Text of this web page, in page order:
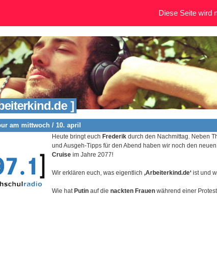
]
am mittwoch / 10. april
Heute bringt euch Frederik durch den Nachmittag. Neben
und Ausgeh-Tipps für den Abend haben wir noch den neuen
Cruise im Jahre 2077!
Wir erklären euch, was eigentlich ‚Arbeiterkind.de‘ ist und
Wie hat Putin auf die nackten Frauen während einer
Diese Seite wird